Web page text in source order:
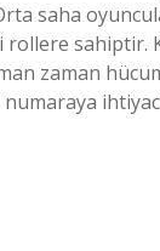
saha
sahiptir.
zaman